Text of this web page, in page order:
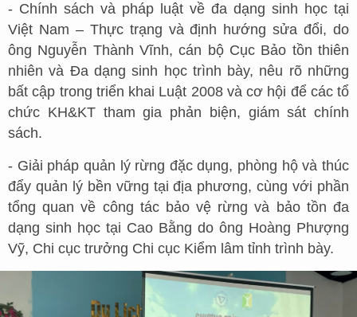
- Chính sách và pháp luật về đa dạng sinh học tại
Việt Nam – Thực trạng và định hướng sửa đổi, do
ông Nguyễn Thành Vĩnh, cán bộ Cục Bảo tồn thiên
nhiên và Đa dạng sinh học trình bày, nêu rõ những
bất cập trong triển khai Luật 2008 và cơ hội để các tổ
chức KH&KT tham gia phản biện, giám sát chính
sách.
- Giải pháp quản lý rừng đặc dụng, phòng hộ và thúc
đẩy quản lý bền vững tại địa phương, cùng với phần
tổng quan về công tác bảo vệ rừng và bảo tồn đa
dạng sinh học tại Cao Bằng do ông Hoàng Phượng
Vỹ, Chi cục trưởng Chi cục Kiểm lâm tỉnh trình bày.